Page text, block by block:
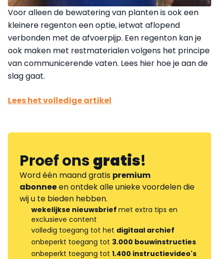
Voor alleen de bewatering van planten is ook een
kleinere regenton een optie, ietwat aflopend
verbonden met de afvoerpijp. Een regenton kan je
ook maken met restmaterialen volgens het principe
van communicerende vaten. Lees hier hoe je aan de
slag gaat.
Lees het volledige artikel
Proef onsgratis!
Word één maand gratis premium
abonneeen ontdek alle unieke voordelen die
wij u te bieden hebben.
wekelijkse nieuwsbrief met extra tips en
exclusieve content
volledig toegang tot het digitaal archief
onbeperkt toegang tot 3.000 bouwinstructies
onbeperkt toegang tot 1.400 instructievideo's